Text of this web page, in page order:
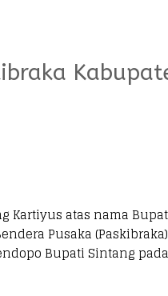
Kartiyus atas nama
Pusaka
Bupati Sintang